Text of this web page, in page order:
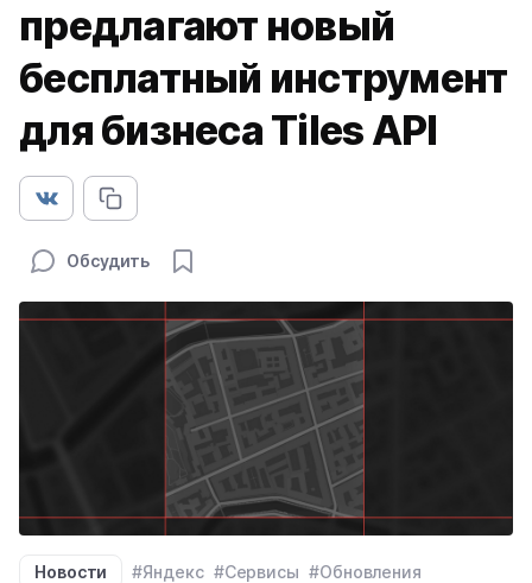
предлагают новый
бесплатный инструмент
для бизнеса Tiles API
Обсудить
Новости #Яндекс #Сервисы #Обновления